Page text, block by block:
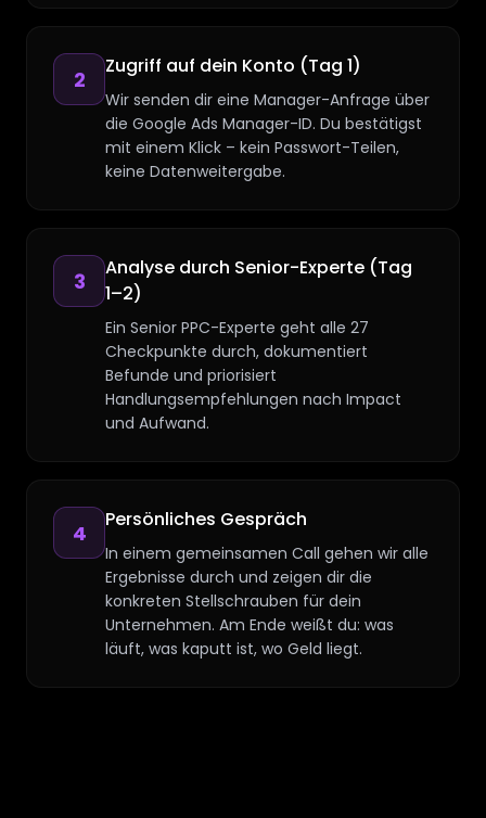
2 Zugriff auf dein Konto (Tag 1)
Wir senden dir eine Manager-Anfrage über
die Google Ads Manager-ID. Du bestätigst
mit einem Klick – kein Passwort-Teilen,
keine Datenweitergabe.
3
Analyse durch Senior-Experte (Tag
1–2)
Ein Senior PPC-Experte geht alle 27
Checkpunkte durch, dokumentiert
Befunde und priorisiert
Handlungsempfehlungen nach Impact
und Aufwand.
4 Persönliches Gespräch
In einem gemeinsamen Call gehen wir alle
Ergebnisse durch und zeigen dir die
konkreten Stellschrauben für dein
Unternehmen. Am Ende weißt du: was
läuft, was kaputt ist, wo Geld liegt.